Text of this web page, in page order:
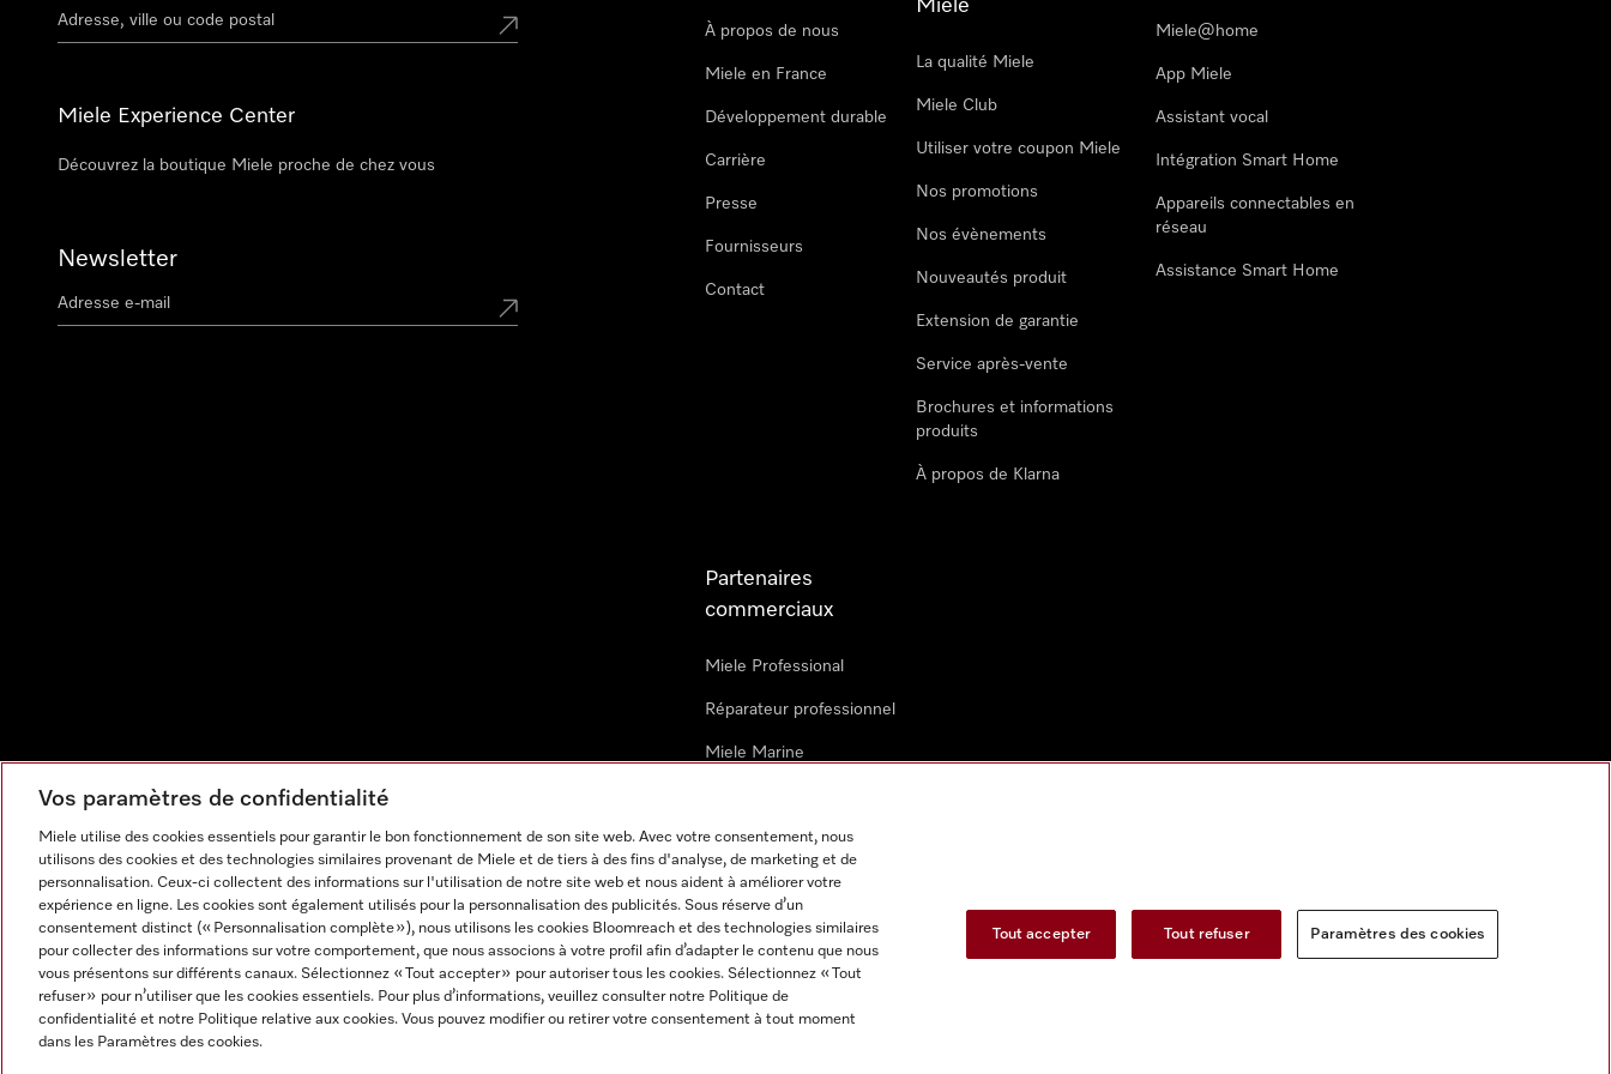
Miele Experience Center
Découvrez la boutique Miele proche de chez vous
Newsletter
À propos de nous
Miele en France
Développement durable
Carrière
Presse
Fournisseurs
Contact
Miele
La qualité Miele
Miele Club
Utiliser votre coupon Miele
Nos promotions
Nos évènements
Nouveautés produit
Extension de garantie
Service après-vente
Brochures et informations
produits
À propos de Klarna
Miele@home
App Miele
Assistant vocal
Intégration Smart Home
Appareils connectables en
réseau
Assistance Smart Home
Partenaires
commerciaux
Miele Professional
Réparateur professionnel
Miele Marine
Revendeurs
Mentions légales CGV Protection des données Conditions d'utilisation Déclaration d'accessibilité
Paramètres des cookies
Vos paramètres de confidentialité
Miele utilise des cookies essentiels pour garantir le bon fonctionnement de son site web. Avec votre consentement, nous
utilisons des cookies et des technologies similaires provenant de Miele et de tiers à des fins d'analyse, de marketing et de
personnalisation. Ceux-ci collectent des informations sur l'utilisation de notre site web et nous aident à améliorer votre
expérience en ligne. Les cookies sont également utilisés pour la personnalisation des publicités. Sous réserve d’un
consentement distinct (« Personnalisation complète »), nous utilisons les cookies Bloomreach et des technologies similaires
pour collecter des informations sur votre comportement, que nous associons à votre profil afin d’adapter le contenu que nous
vous présentons sur différents canaux. Sélectionnez « Tout accepter » pour autoriser tous les cookies. Sélectionnez « Tout
refuser » pour n’utiliser que les cookies essentiels. Pour plus d’informations, veuillez consulter notre Politique de
confidentialité et notre Politique relative aux cookies. Vous pouvez modifier ou retirer votre consentement à tout moment
dans les Paramètres des cookies.
Tout accepter Tout refuser Paramètres des cookies